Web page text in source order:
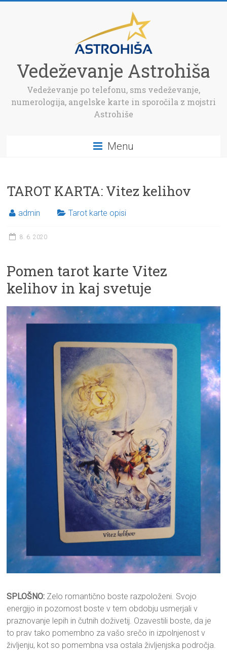
Vedeževanje Astrohiša
Vedeževanje po telefonu, sms vedeževanje,
numerologija, angelske karte in sporočila z mojstri
Astrohiše
Menu
TAROT KARTA: Vitez kelihov
admin Tarot karte opisi
8. 6. 2020
Pomen tarot karte Vitez
kelihov in kaj svetuje
SPLOŠNO: Zelo romantično boste razpoloženi. Svojo
energijo in pozornost boste v tem obdobju usmerjali v
praznovanje lepih in čutnih doživetij. Ozavestili boste, da je
to prav tako pomembno za vašo srečo in izpolnjenost v
življenju, kot so pomembna vsa ostala življenjska področja.